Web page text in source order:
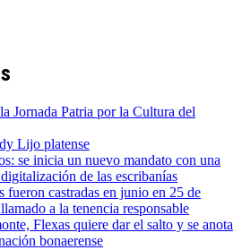
Jornada Patria por la Cultura del
Lijo platense
se inicia un nuevo mandato con una
de las escribanías
fueron castradas en junio en 25 de
a la tenencia responsable
Flexas quiere dar el salto y se anota
bonaerense